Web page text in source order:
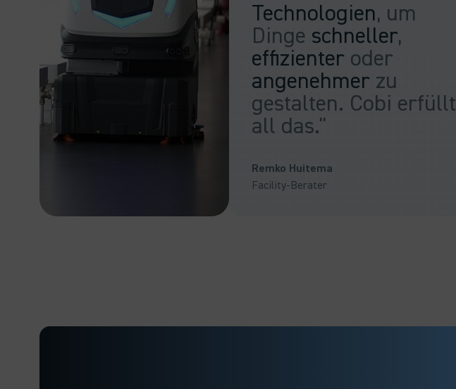
Technologien, um
Dinge schneller,
effizienter oder
angenehmer zu
gestalten. Cobi erfüllt
all das."
Remko Huitema
Facility-Berater